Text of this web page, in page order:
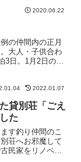
2020.06.22
の仲間内の正月
大人・子供合わ
3日。1月2日の昼
買っていくんだ
2022.01.07
貸別荘「ごえ
た
す釣り仲間のこ
荘へお邪魔して
民家をリノベー